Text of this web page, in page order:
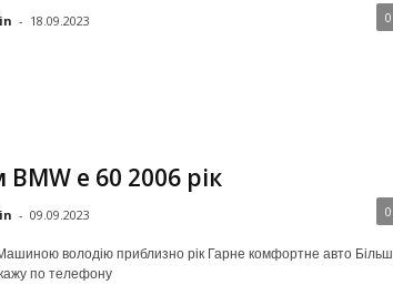
- 18.09.2023 0
e 60 2006 рік
- 09.09.2023 0
володію приблизно рік Гарне комфортне авто Більш
по телефону